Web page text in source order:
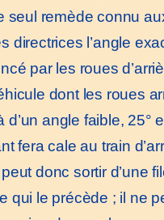
seul remède connu
directrices l’angle
par les roues
dont les roues
angle faible, 25°
fera cale au train
donc sortir d’une
qui le précède ; il ne